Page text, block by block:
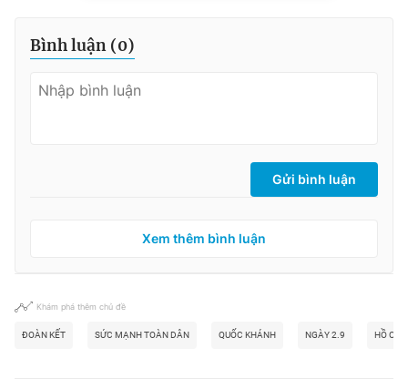
Bình luận (0)
Gửi bình luận
Xem thêm bình luận
Khám phá thêm chủ đề
ĐOÀN KẾT SỨC MẠNH TOÀN DÂN QUỐC KHÁNH NGÀY 2.9 HỒ